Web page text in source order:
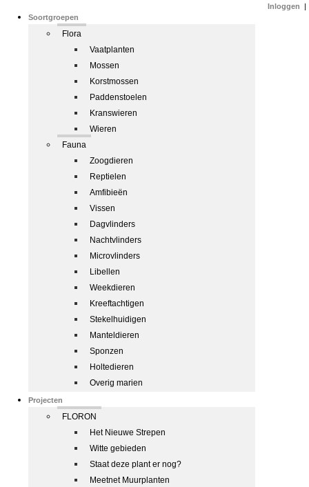
Soortgroepen
Flora
Vaatplanten
Mossen
Korstmossen
Paddenstoelen
Kranswieren
Wieren
Fauna
Zoogdieren
Reptielen
Amfibieën
Vissen
Dagvlinders
Nachtvlinders
Microvlinders
Libellen
Weekdieren
Kreeftachtigen
Stekelhuidigen
Manteldieren
Sponzen
Holtedieren
Overig marien
Projecten
FLORON
Het Nieuwe Strepen
Witte gebieden
Staat deze plant er nog?
Meetnet Muurplanten
Inloggen |